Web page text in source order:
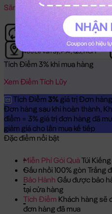
SănVoucher Giảm Giá
Bảo Hành Gấu tại Shop
qua số điện thoại
Cửa Hàng:
486 Lê Văn Sỹ, P.14, Q.3, HCM
Tích Điểm 3% khi mua hàng
Xem Điểm Tích Lũy
Tích Điểm 3% giá trị Đơn
Đơn hàng sau khi hoàn thành,
điểm = 3% giá trị đơn hàng đã
giảm giá cho lần mua kế tiếp
Đặc điểm nổi bật
Miễn Phí Gói QuàTúi
Gấu nhồi 100% gòn Trắng
Bảo Hành Gấu được bảo
tại cửa hàng
Tích Điểm Khách hàng sẽ
đơn hàng đã mua